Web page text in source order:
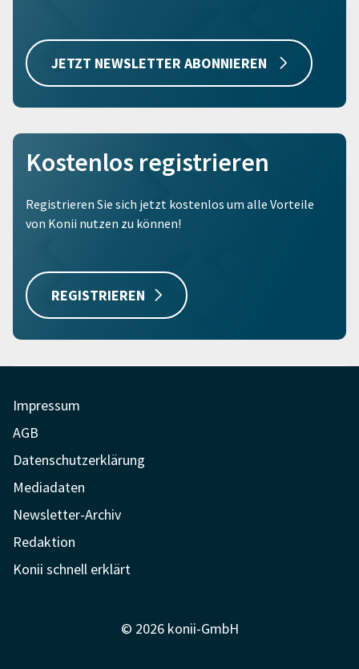
JETZT NEWSLETTER ABONNIEREN
Kostenlos registrieren
Registrieren Sie sich jetzt kostenlos um alle Vorteile
von Konii nutzen zu können!
REGISTRIEREN
Impressum
AGB
Datenschutzerklärung
Mediadaten
Newsletter-Archiv
Redaktion
Konii schnell erklärt
© 2026 konii-GmbH